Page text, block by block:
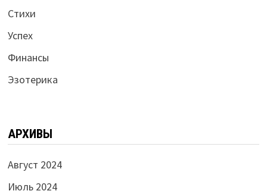
Стихи
Успех
Финансы
Эзотерика
АРХИВЫ
Август 2024
Июль 2024